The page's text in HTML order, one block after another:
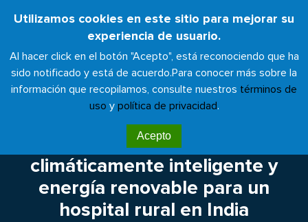
Utilizamos cookies en este sitio para mejorar su
experiencia de usuario.
Al hacer click en el botón "Acepto", está reconociendo que ha
sido notificado y está de acuerdo.Para conocer más sobre la
información que recopilamos, consulte nuestros términos de
uso y política de privacidad.
Acepto
principal
Toggle
Nuevo caso de estudio:
Infraestructura
climáticamente inteligente y
energía renovable para un
hospital rural en India